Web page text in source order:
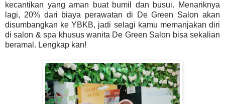
kecantikan yang aman buat bumil dan busui. Menariknya
lagi, 20% dari biaya perawatan di De Green Salon akan
disumbangkan ke YBKB, jadi selagi kamu memanjakan diri
di salon & spa khusus wanita De Green Salon bisa sekalian
beramal. Lengkap kan!